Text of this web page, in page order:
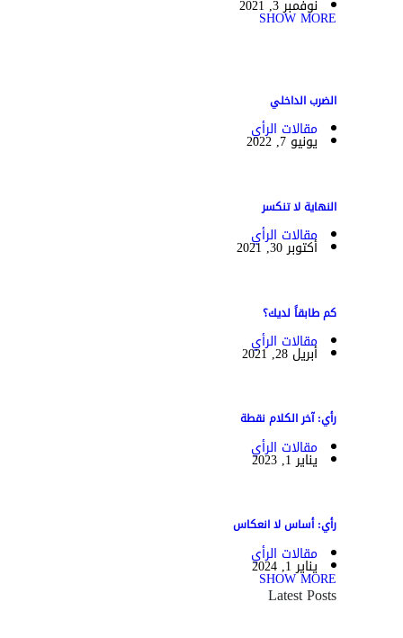
نوفمبر 3, 2021
SHOW MORE
الضرب الداخلي
مقالات الرأي
يونيو 7, 2022
النهاية لا تنكسر
مقالات الرأي
أكتوبر 30, 2021
كم طابقاً لديك؟
مقالات الرأي
أبريل 28, 2021
رأي: آخر الكلام نقطة
مقالات الرأي
يناير 1, 2023
رأي: أساس لا انعكاس
مقالات الرأي
يناير 1, 2024
SHOW MORE
Latest Posts